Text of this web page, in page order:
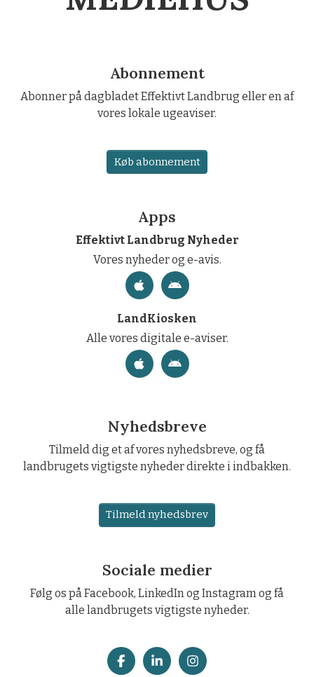
Abonnement
Abonner på dagbladet Effektivt Landbrug eller en af
vores lokale ugeaviser.
Køb abonnement
Apps
Effektivt Landbrug Nyheder
Vores nyheder og e-avis.
LandKiosken
Alle vores digitale e-aviser.
Nyhedsbreve
Tilmeld dig et af vores nyhedsbreve, og få
landbrugets vigtigste nyheder direkte i indbakken.
Tilmeld nyhedsbrev
Sociale medier
Følg os på Facebook, LinkedIn og Instagram og få
alle landbrugets vigtigste nyheder.